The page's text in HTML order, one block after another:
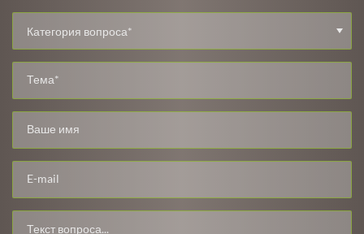
Категория вопроса*